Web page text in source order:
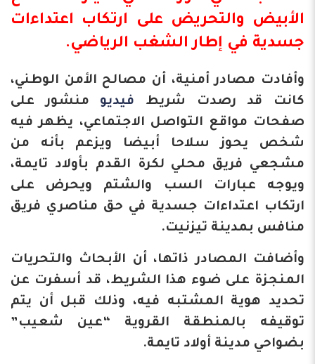
الأبيض والتحريض على ارتكاب اعتداءات
جسدية في إطار الشغب الرياضي.
وأفادت مصادر أمنية، أن مصالح الأمن الوطني،
كانت قد رصدت شريط فيديو منشور على
صفحات مواقع التواصل الاجتماعي، يظهر فيه
شخص يحوز سلاحا أبيضا ويزعم بأنه من
مشجعي فريق محلي لكرة القدم بأولاد تايمة،
ويوجه عبارات السب والشتم ويحرض على
ارتكاب اعتداءات جسدية في حق مناصري فريق
منافس بمدينة تيزنيت.
وأضافت المصادر ذاتها، أن الأبحاث والتحريات
المنجزة على ضوء هذا الشريط، قد أسفرت عن
تحديد هوية المشتبه فيه، وذلك قبل أن يتم
توقيفه بالمنطقة القروية “عين شعيب”
بضواحي مدينة أولاد تايمة.